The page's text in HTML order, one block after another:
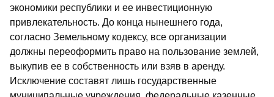
экономики республики и ее инвестиционную
привлекательность. До конца нынешнего года,
согласно Земельному кодексу, все организации
должны переоформить право на пользование землей,
выкупив ее в собственность или взяв в аренду.
Исключение составят лишь государственные